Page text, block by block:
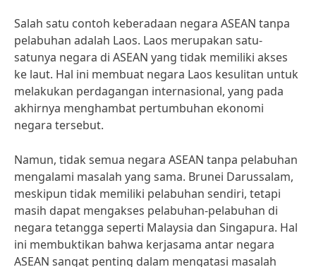
Salah satu contoh keberadaan negara ASEAN tanpa
pelabuhan adalah Laos. Laos merupakan satu-
satunya negara di ASEAN yang tidak memiliki akses
ke laut. Hal ini membuat negara Laos kesulitan untuk
melakukan perdagangan internasional, yang pada
akhirnya menghambat pertumbuhan ekonomi
negara tersebut.
Namun, tidak semua negara ASEAN tanpa pelabuhan
mengalami masalah yang sama. Brunei Darussalam,
meskipun tidak memiliki pelabuhan sendiri, tetapi
masih dapat mengakses pelabuhan-pelabuhan di
negara tetangga seperti Malaysia dan Singapura. Hal
ini membuktikan bahwa kerjasama antar negara
ASEAN sangat penting dalam mengatasi masalah